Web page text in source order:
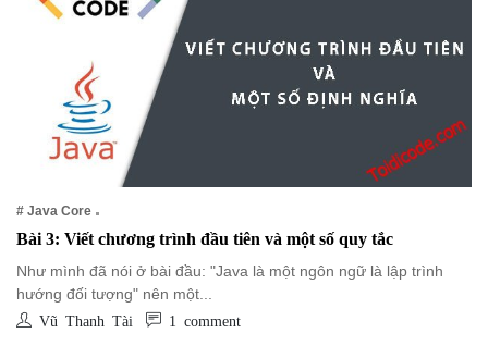
# Java Core
Bài 3: Viết chương trình đầu tiên và một số quy tắc
Như mình đã nói ở bài đầu: "Java là một ngôn ngữ là lập trình
hướng đối tượng" nên một...
Vũ Thanh Tài 1 comment